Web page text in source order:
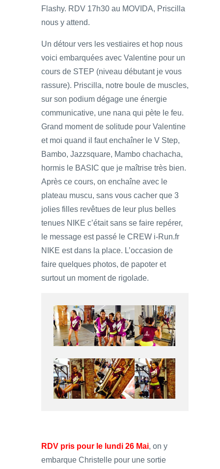
Flashy. RDV 17h30 au MOVIDA, Priscilla
nous y attend.
Un détour vers les vestiaires et hop nous
voici embarquées avec Valentine pour un
cours de STEP (niveau débutant je vous
rassure). Priscilla, notre boule de muscles,
sur son podium dégage une énergie
communicative, une nana qui pète le feu.
Grand moment de solitude pour Valentine
et moi quand il faut enchaîner le V Step,
Bambo, Jazzsquare, Mambo chachacha,
hormis le BASIC que je maîtrise très bien.
Après ce cours, on enchaîne avec le
plateau muscu, sans vous cacher que 3
jolies filles revêtues de leur plus belles
tenues NIKE c’était sans se faire repérer,
le message est passé le CREW i-Run.fr
NIKE est dans la place. L’occasion de
faire quelques photos, de papoter et
surtout un moment de rigolade.
RDV pris pour le lundi 26 Mai, on y
embarque Christelle pour une sortie